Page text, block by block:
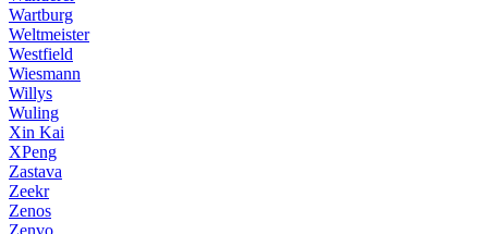
Wartburg
Weltmeister
Westfield
Wiesmann
Willys
Wuling
Xin Kai
XPeng
Zastava
Zeekr
Zenos
Zenvo